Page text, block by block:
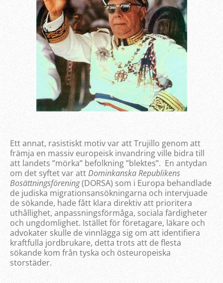
Ett annat, rasistiskt motiv var att Trujillo genom att
främja en massiv europeisk invandring ville bidra till
att landets ”mörka” befolkning ”blektes”. En antydan
om det syftet var attDominkanska Republikens
Bosättningsförening(DORSA) som i Europa behandlade
de judiska migrationsansökningarna och intervjuade
de sökande, hade fått klara direktiv att prioritera
uthållighet, anpassningsförmåga, sociala färdigheter
och ungdomlighet. Istället för företagare, läkare och
advokater skulle de vinnlägga sig om att identifiera
kraftfulla jordbrukare, detta trots att de flesta
sökande kom från tyska och östeuropeiska
storstäder.